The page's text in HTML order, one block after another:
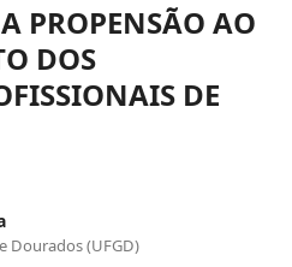
PROPENSÃO AO
DOS
DE
Dourados (UFGD)